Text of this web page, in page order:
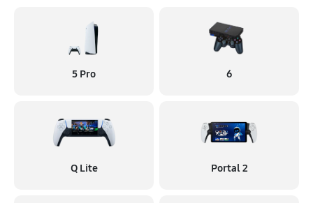
5 Pro 6
Q Lite Portal 2